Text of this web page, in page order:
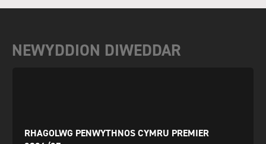
NEWYDDION DIWEDDAR
RHAGOLWG PENWYTHNOS CYMRU PREMIER